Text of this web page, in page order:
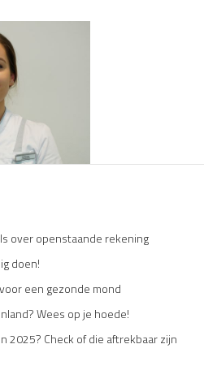
over openstaande rekening
doen!
een gezonde mond
Wees op je hoede!
2025? Check of die aftrekbaar zijn